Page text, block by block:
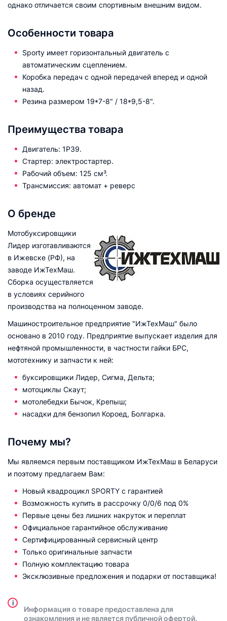
однако отличается своим спортивным внешним видом.
Особенности товара
Sporty имеет горизонтальный двигатель c
автоматическим сцеплением.
Коробка передач с одной передачей вперед и одной
назад.
Резина размером 19*7-8" / 18*9,5-8".
Преимущества товара
Двигатель: 1P39.
Стартер: электростартер.
Рабочий объем: 125 см³.
Трансмиссия: автомат + реверс
О бренде
Мотобуксировщики
Лидер изготавливаются
в Ижевске (РФ), на
заводе ИжТехМаш.
Сборка осуществляется
в условиях серийного
производства на полноценном заводе.
Машиностроительное предприятие "ИжТехМаш" было
основано в 2010 году. Предприятие выпускает изделия для
нефтяной промышленности, в частности гайки БРС,
мототехнику и запчасти к ней:
буксировщики Лидер, Сигма, Дельта;
мотоциклы Скаут;
мотолебедки Бычок, Крепыш;
насадки для бензопил Короед, Болгарка.
Почему мы?
Мы являемся первым поставщиком ИжТехМаш в Беларуси
и поэтому предлагаем Вам:
Новый квадроцикл SPORTY с гарантией
Возможность купить в рассрочку 0/0/6 под 0%
Первые цены без лишних накруток и переплат
Официальное гарантийное обслуживание
Сертифицированный сервисный центр
Только оригинальные запчасти
Полную комплектацию товара
Эксклюзивные предложения и подарки от поставщика!
i
Информация о товаре предоставлена для
ознакомления и не является публичной офертой.